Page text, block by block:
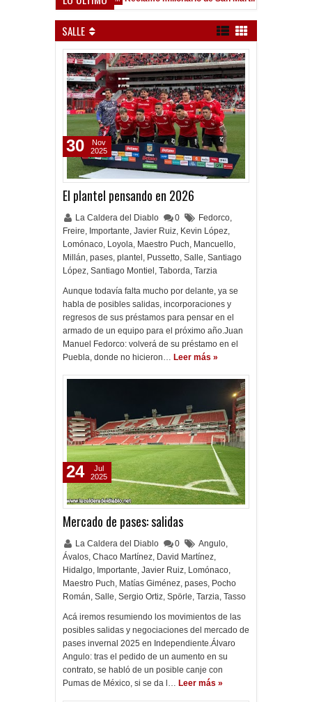
SALLE
El plantel pensando en 2026
La Caldera del Diablo 0 Fedorco,
Freire, Importante, Javier Ruiz, Kevin López,
Lomónaco, Loyola, Maestro Puch, Mancuello,
Millán, pases, plantel , Pussetto, Salle, Santiago
López, Santiago Montiel , Taborda, Tarzia
Aunque todavía falta mucho por delante, ya se
habla de posibles salidas, incorporaciones y
regresos de sus préstamos para pensar en el
armado de un equipo para el próximo año.Juan
Manuel Fedorco: volverá de su préstamo en el
Puebla, donde no hicieron… Leer más »
30
Nov
2025
Mercado de pases: salidas
La Caldera del Diablo 0 Angulo,
Ávalos, Chaco Martínez, David Martínez,
Hidalgo, Importante, Javier Ruiz, Lomónaco,
Maestro Puch, Matías Giménez, pases, Pocho
Román, Salle, Sergio Ortiz, Spörle, Tarzia, Tasso
Acá iremos resumiendo los movimientos de las
posibles salidas y negociaciones del mercado de
pases invernal 2025 en Independiente.Álvaro
Angulo: tras el pedido de un aumento en su
contrato, se habló de un posible canje con
Pumas de México, si se da l… Leer más »
24
Jul
2025